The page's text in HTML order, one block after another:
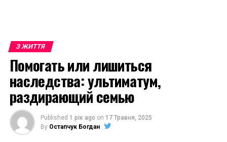
З ЖИТТЯ
Помогать или лишиться
наследства: ультиматум,
раздирающий семью
Published 1 рік ago on 17 Травня, 2025
By Остапчук Богдан